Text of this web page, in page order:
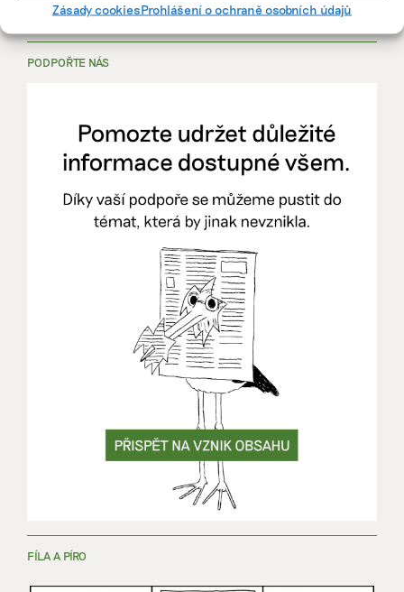
Zásady cookiesProhlášení o ochraně osobních údajů
Více naEkoJobs>
PODPOŘTE NÁS
FÍLA A PÍRO